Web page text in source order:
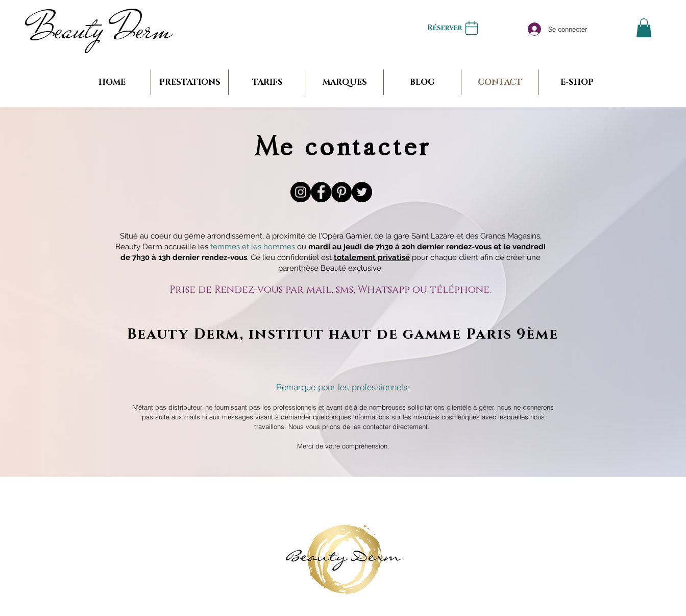
Beauty Derm Réserver Se connecter
HOME PRESTATIONS TARIFS MARQUES BLOG CONTACT E-SHOP
Me contacter
Situé au coeur du 9ème arrondissement, à proximité de l'Opéra Garnier, de la gare Saint Lazare et des Grands Magasins,
Beauty Derm accueille les femmes et les hommes du mardi au jeudi de 7h30 à 20h dernier rendez-vous et le vendredi
de 7h30 à 13h dernier rendez-vous. Ce lieu confidentiel est totalement privatisé pour chaque client afin de créer une
parenthèse Beauté exclusive.
Prise de Rendez-vous par mail, sms, Whatsapp ou téléphone.
Beauty Derm, institut haut de gamme Paris 9ème
Remarque pour les professionnels:
N'étant pas distributeur, ne fournissant pas les professionnels et ayant déjà de nombreuses sollicitations clientèle à gérer, nous ne donnerons
pas suite aux mails ni aux messages visant à demander quelconques informations sur les marques cosmétiques avec lesquelles nous
travaillons. Nous vous prions de les contacter directement.
Merci de votre compréhension.